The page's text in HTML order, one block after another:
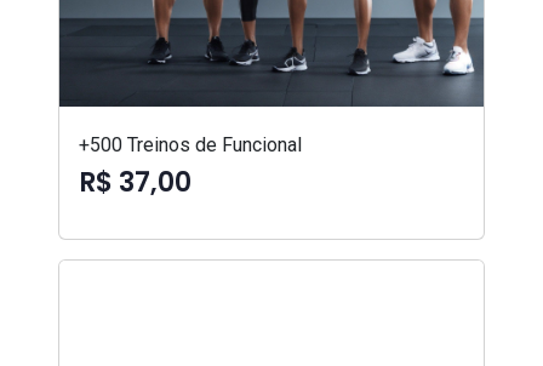
+500 Treinos de Funcional
R$ 37,00